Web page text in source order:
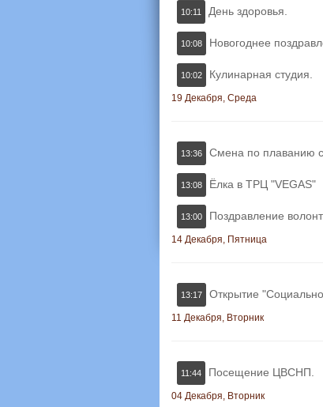
10:11 День здоровья.
10:08 Новогоднее
10:02 Кулинарная студия.
19 Декабря, Среда
13:36 Смена по плаванию
13:08 Ёлка в ТРЦ "VEGAS"
13:00 Поздравление
14 Декабря, Пятница
13:17 Открытие
11 Декабря, Вторник
11:44 Посещение ЦВСНП.
04 Декабря, Вторник